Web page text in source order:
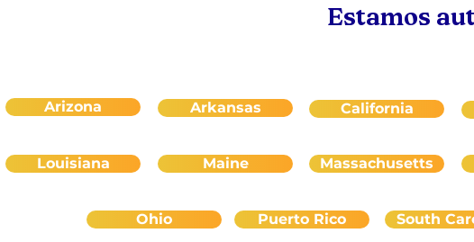
Estamos
Arizona Arkansas California
Louisiana Maine Massachusetts
Ohio Puerto Rico South